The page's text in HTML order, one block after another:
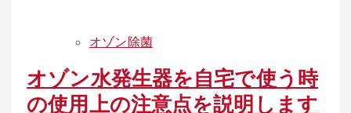
オゾン除菌
オゾン水発生器を自宅で使う時
の使用上の注意点を説明します